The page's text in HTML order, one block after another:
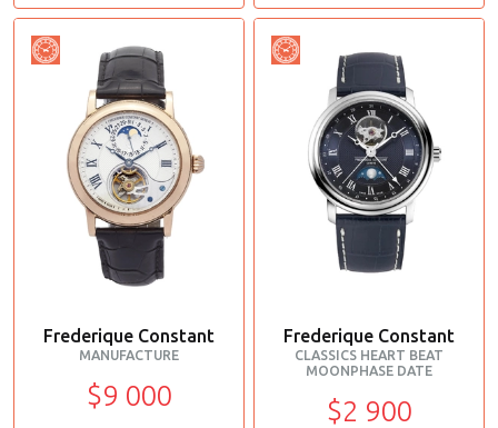
Frederique Constant
MANUFACTURE
$9 000
Frederique Constant
CLASSICS HEART BEAT
MOONPHASE DATE
$2 900